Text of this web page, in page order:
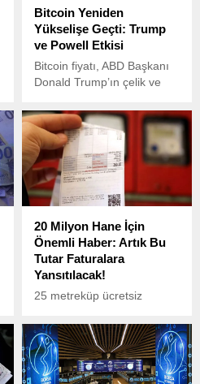
Bitcoin Yeniden
Yükselişe Geçti: Trump
ve Powell Etkisi
Bitcoin fiyatı, ABD Başkanı
Donald Trump’ın çelik ve
yüzde 25 gümrük vergisi
uygulama kararının
ardından düşüş yaşasa da
hızla toparlanarak yeniden
yükselişe geçti.
20 Milyon Hane İçin
Önemli Haber: Artık Bu
Tutar Faturalara
Yansıtılacak!
25 metreküp ücretsiz
Mayıs 2024’te sona erecek.
Böylece bu ay son kez 150
liraya denk gelen 25
metreküp doğalgaz ücretsiz